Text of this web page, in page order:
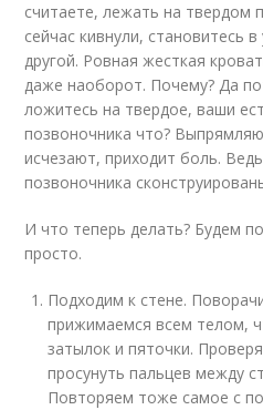
считаете, лежать на твердом
сейчас кивнули, становитесь
другой. Ровная жесткая
даже наоборот. Почему? Да
ложитесь на твердое, ваши
позвоночника что?
исчезают, приходит боль.
позвоночника
И что теперь делать? Будем
просто.
Подходим к стене.
прижимаемся всем телом,
затылок и пяточки.
просунуть пальцев между
Повторяем тоже самое с